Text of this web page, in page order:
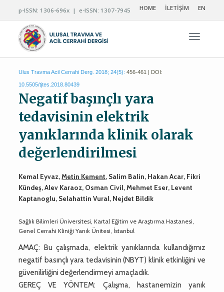
p-ISSN: 1306-696x | e-ISSN: 1307-7945 HOME İLETİŞİM EN
Ulus Travma Acil Cerrahi Derg. 2018; 24(5): 456-461 | DOI:
10.5505/tjtes.2018.80439
Negatif başınçlı yara
tedavisinin elektrik
yanıklarında klinik olarak
değerlendirilmesi
Kemal Eyvaz,Metin Kement, Salim Balin, Hakan Acar, Fikri
Kündeş, Alev Karaoz, Osman Civil, Mehmet Eser, Levent
Kaptanoglu, Selahattin Vural, Nejdet Bildik
Sağlık Bilimleri Üniversitesi, Kartal Eğitim ve Araştırma Hastanesi,
Genel Cerrahi Kliniği Yanık Ünitesi, İstanbul
AMAÇ: Bu çalışmada, elektrik yanıklarında kullandığımız
negatif basınçlı yara tedavisinin (NBYT) klinik etkinliğini ve
güvenilirliğini değerlendirmeyi amaçladık.
GEREÇ VE YÖNTEM: Çalışma, hastanemizin yanık